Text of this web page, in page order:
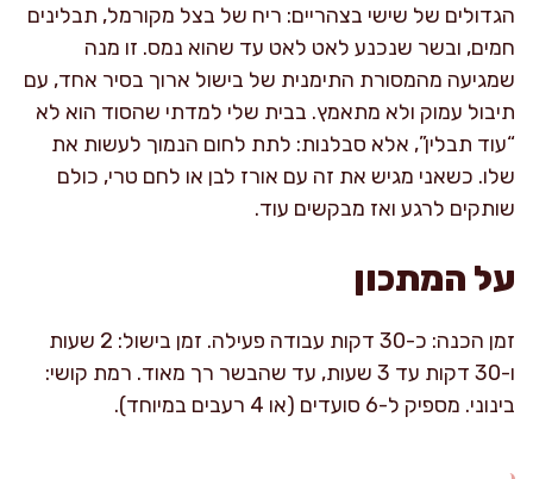
הגדולים של שישי בצהריים: ריח של בצל מקורמל, תבלינים
חמים, ובשר שנכנע לאט לאט עד שהוא נמס. זו מנה
שמגיעה מהמסורת התימנית של בישול ארוך בסיר אחד, עם
תיבול עמוק ולא מתאמץ. בבית שלי למדתי שהסוד הוא לא
“עוד תבלין”, אלא סבלנות: לתת לחום הנמוך לעשות את
שלו. כשאני מגיש את זה עם אורז לבן או לחם טרי, כולם
שותקים לרגע ואז מבקשים עוד.
על המתכון
זמן הכנה: כ-30 דקות עבודה פעילה. זמן בישול: 2 שעות
ו-30 דקות עד 3 שעות, עד שהבשר רך מאוד. רמת קושי:
בינוני. מספיק ל-6 סועדים (או 4 רעבים במיוחד).